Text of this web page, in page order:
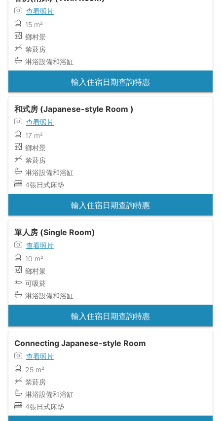
查看照片
15 m²
鄉村景
禁菸房
淋浴設備和浴缸
輸入住宿日期查詢特惠
和式房 (Japanese-style Room )
查看照片
17 m²
鄉村景
禁菸房
淋浴設備和浴缸
4張日式床墊
輸入住宿日期查詢特惠
單人房 (Single Room)
查看照片
10 m²
鄉村景
可吸菸
淋浴設備和浴缸
輸入住宿日期查詢特惠
Connecting Japanese-style Room
查看照片
25 m²
禁菸房
淋浴設備和浴缸
4張日式床墊